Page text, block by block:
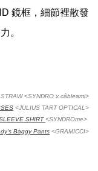
鏡框，細節裡散發
。
STRAW<SYNDRO x câbleami>
<JULIUS TART OPTICAL>
SHIRT<SYNDROme>
Baggy Pants <GRAMICCI>